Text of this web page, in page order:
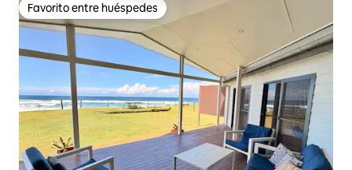
Favorito entre huéspedes
Favorito entre huéspedes